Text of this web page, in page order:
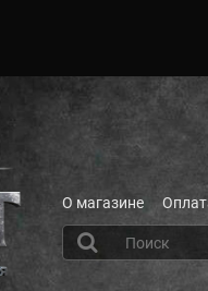
О магазине